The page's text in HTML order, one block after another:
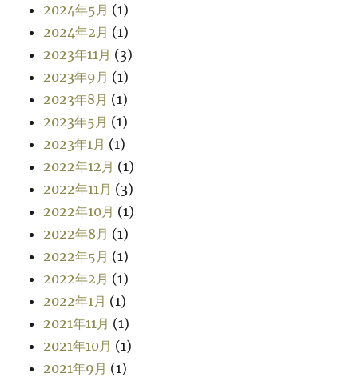
2024年5月 (1)
2024年2月 (1)
2023年11月 (3)
2023年9月 (1)
2023年8月 (1)
2023年5月 (1)
2023年1月 (1)
2022年12月 (1)
2022年11月 (3)
2022年10月 (1)
2022年8月 (1)
2022年5月 (1)
2022年2月 (1)
2022年1月 (1)
2021年11月 (1)
2021年10月 (1)
2021年9月 (1)